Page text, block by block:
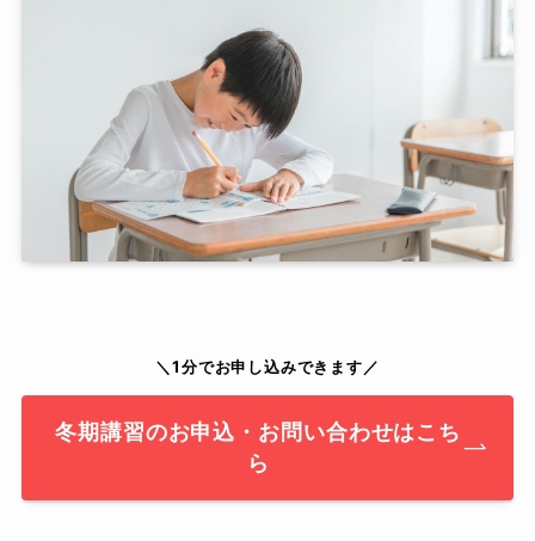
＼1分でお申し込みできます／
冬期講習のお申込・お問い合わせはこち
ら